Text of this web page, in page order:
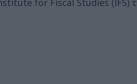
for Fiscal Studies (IFS)